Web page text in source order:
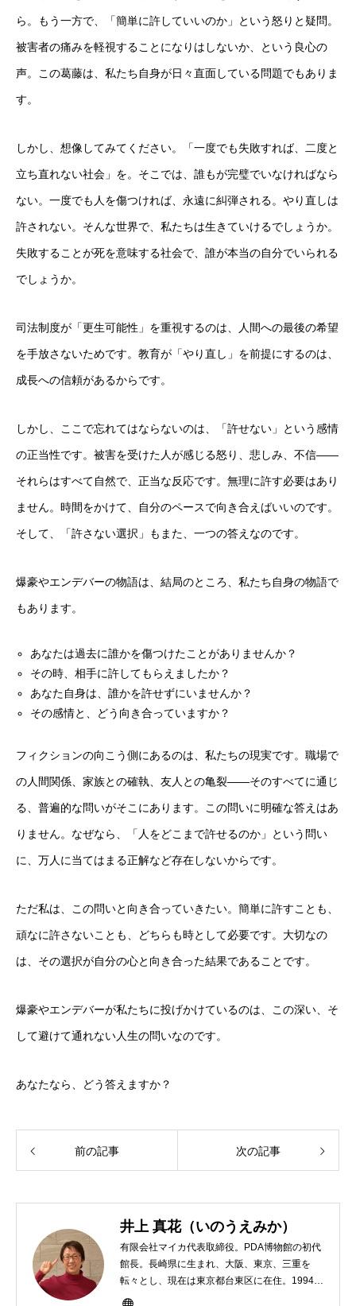
ら。もう一方で、「簡単に許していいのか」という怒りと疑問。
被害者の痛みを軽視することになりはしないか、という良心の
声。この葛藤は、私たち自身が日々直面している問題でもありま
す。
しかし、想像してみてください。「一度でも失敗すれば、二度と
立ち直れない社会」を。そこでは、誰もが完璧でいなければなら
ない。一度でも人を傷つければ、永遠に糾弾される。やり直しは
許されない。そんな世界で、私たちは生きていけるでしょうか。
失敗することが死を意味する社会で、誰が本当の自分でいられる
でしょうか。
司法制度が「更生可能性」を重視するのは、人間への最後の希望
を手放さないためです。教育が「やり直し」を前提にするのは、
成長への信頼があるからです。
しかし、ここで忘れてはならないのは、「許せない」という感情
の正当性です。被害を受けた人が感じる怒り、悲しみ、不信——
それらはすべて自然で、正当な反応です。無理に許す必要はあり
ません。時間をかけて、自分のペースで向き合えばいいのです。
そして、「許さない選択」もまた、一つの答えなのです。
爆豪やエンデバーの物語は、結局のところ、私たち自身の物語で
もあります。
あなたは過去に誰かを傷つけたことがありませんか？
その時、相手に許してもらえましたか？
あなた自身は、誰かを許せずにいませんか？
その感情と、どう向き合っていますか？
フィクションの向こう側にあるのは、私たちの現実です。職場で
の人間関係、家族との確執、友人との亀裂——そのすべてに通じ
る、普遍的な問いがそこにあります。この問いに明確な答えはあ
りません。なぜなら、「人をどこまで許せるのか」という問い
に、万人に当てはまる正解など存在しないからです。
ただ私は、この問いと向き合っていきたい。簡単に許すことも、
頑なに許さないことも、どちらも時として必要です。大切なの
は、その選択が自分の心と向き合った結果であることです。
爆豪やエンデバーが私たちに投げかけているのは、この深い、そ
して避けて通れない人生の問いなのです。
あなたなら、どう答えますか？
前の記事 次の記事
井上 真花（いのうえみか）
有限会社マイカ代表取締役。PDA博物館の初代
館長。長崎県に生まれ、大阪、東京、三重を
転々とし、現在は東京都台東区に在住。1994年
にHP100LXと出会ったのをきかっけに、フリ